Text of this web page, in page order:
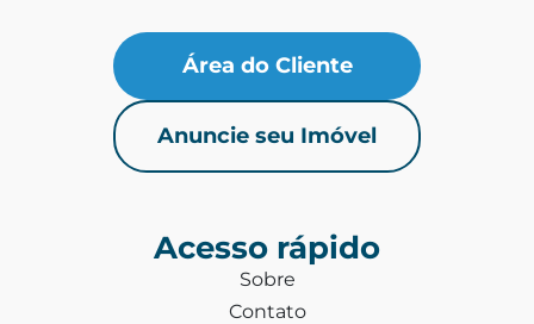
Área do Cliente
Anuncie seu Imóvel
Acesso rápido
Sobre
Contato